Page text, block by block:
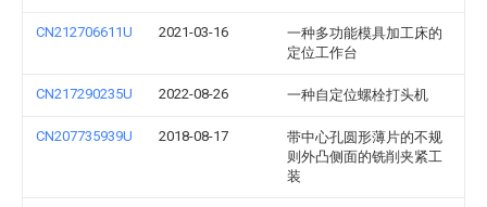
CN212706611U 2021-03-16
一种多功能模具加工床的
定位工作台
CN217290235U 2022-08-26 一种自定位螺栓打头机
CN207735939U 2018-08-17
带中心孔圆形薄片的不规
则外凸侧面的铣削夹紧工
装